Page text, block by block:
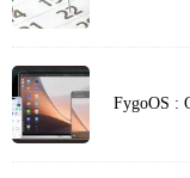
FygoOS :